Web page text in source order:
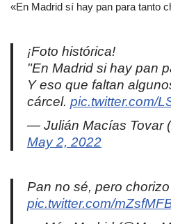
«En Madrid sí hay pan para tanto
¡Foto histórica!
"En Madrid si hay pan
Y eso que faltan
cárcel. pic.twitter.com/
— Julián Macías Tovar
May 2, 2022
Pan no sé, pero
pic.twitter.com/